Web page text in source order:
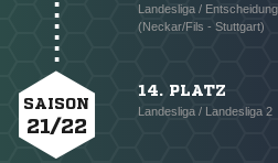
Landesliga /
(Neckar/Fils - Stuttgart)
SAISON
21/22
14. PLATZ
Landesliga / Landesliga 2